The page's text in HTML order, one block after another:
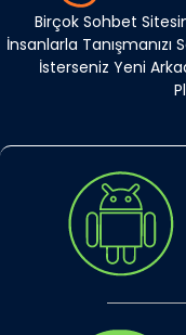
Birçok Sohbet
İnsanlarla Tanışmanızı
İsterseniz Yeni